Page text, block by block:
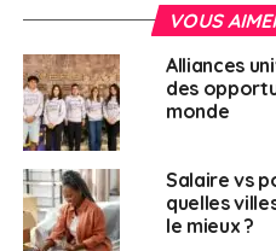
promouvoir la
d’apprentissage et
possibles;
rendre la mobilité à
plus inclusive sur le
respectueuse de
davantage aux
numérique.
VOUS
Alliances
des
monde
Salaire vs
quelles
le mieux ?